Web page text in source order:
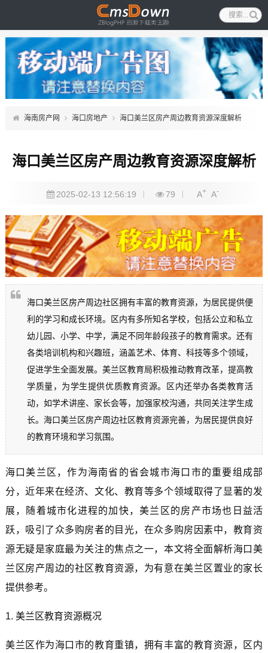
海南房产网 海口房地产 海口美兰区房产周边教育资源深度解析
海口美兰区房产周边教育资源深度解析
2025-02-13 12:56:19 79 A+ A-
海口美兰区房产周边社区拥有丰富的教育资源，为居民提供便
利的学习和成长环境。区内有多所知名学校，包括公立和私立
幼儿园、小学、中学，满足不同年龄段孩子的教育需求。还有
各类培训机构和兴趣班，涵盖艺术、体育、科技等多个领域，
促进学生全面发展。美兰区教育局积极推动教育改革，提高教
学质量，为学生提供优质教育资源。区内还举办各类教育活
动，如学术讲座、家长会等，加强家校沟通，共同关注学生成
长。海口美兰区房产周边社区教育资源完善，为居民提供良好
的教育环境和学习氛围。
海口美兰区，作为海南省的省会城市海口市的重要组成部
分，近年来在经济、文化、教育等多个领域取得了显著的发
展，随着城市化进程的加快，美兰区的房产市场也日益活
跃，吸引了众多购房者的目光，在众多购房因素中，教育资
源无疑是家庭最为关注的焦点之一，本文将全面解析海口美
兰区房产周边的社区教育资源，为有意在美兰区置业的家长
提供参考。
1. 美兰区教育资源概况
美兰区作为海口市的教育重镇，拥有丰富的教育资源，区内